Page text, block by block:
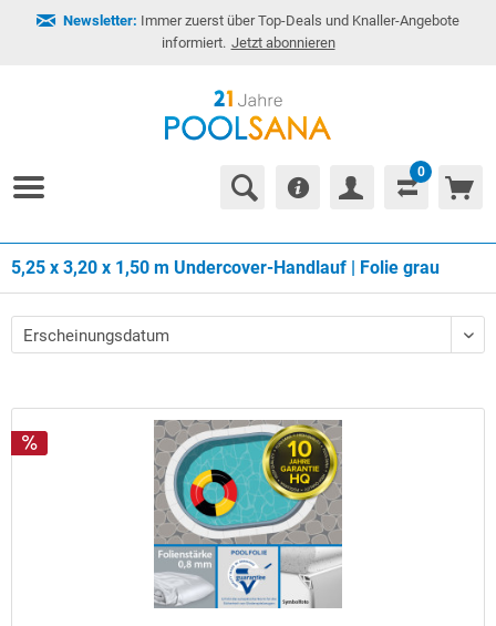
Newsletter: Immer zuerst über Top-Deals und Knaller-Angebote
informiert. Jetzt abonnieren
0
5,25 x 3,20 x 1,50 m Undercover-Handlauf | Folie grau